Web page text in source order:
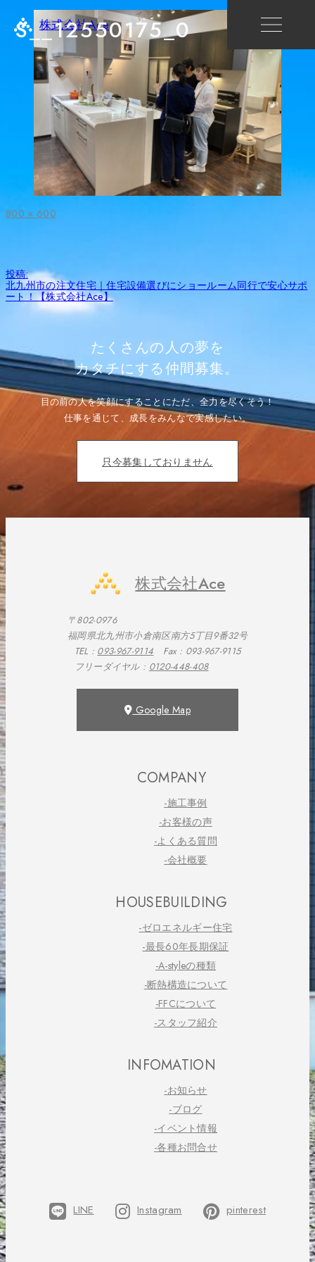
株式会社Ace
S__12550175_0
フ
800 × 600
投
稿
ナ
ビ
ョ
ン
投稿:
北九州市の注文住宅｜住宅設備選びにショールーム同行で安心サポ
ート！【株式会社Ace】
たくさんの人の夢を
カタチにする仲間募集。
目の前の人を笑顔にすることにただ、全力を尽くそう！
仕事を通じて、成長をみんなで実感したい。
只今募集しておりません
株式会社Ace
〒802-0976
福岡県北九州市小倉南区南方5丁目9番32号
TEL : 093-967-9114 Fax : 093-967-9115
フリーダイヤル : 0120-448-408
Google Map
COMPANY
-施工事例
-お客様の声
-よくある質問
-会社概要
HOUSEBUILDING
-ゼロエネルギー住宅
-最長60年長期保証
-A-styleの種類
-断熱構造について
-FFCについて
-スタッフ紹介
INFOMATION
-お知らせ
-ブログ
-イベント情報
-各種お問合せ
LINE Instagram pinterest